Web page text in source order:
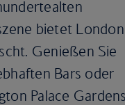
bietet London
Genießen Sie
Bars oder
Palace